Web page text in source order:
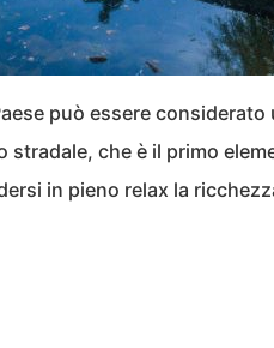
può essere considerato
che è il primo
in pieno relax la